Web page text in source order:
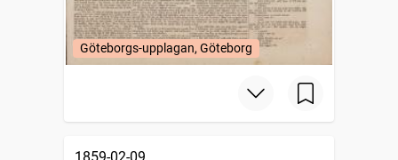
Göteborgs-upplagan, Göteborg